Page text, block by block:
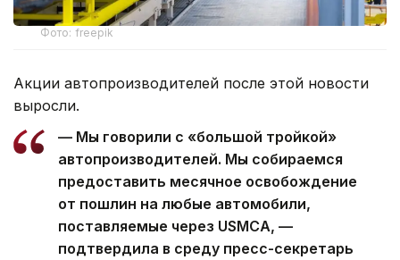
Фото: freepik
Акции автопроизводителей после этой новости
выросли.
— Мы говорили с «большой тройкой»
автопроизводителей. Мы собираемся
предоставить месячное освобождение
от пошлин на любые автомобили,
поставляемые через USMCA, —
подтвердила в среду пресс-секретарь